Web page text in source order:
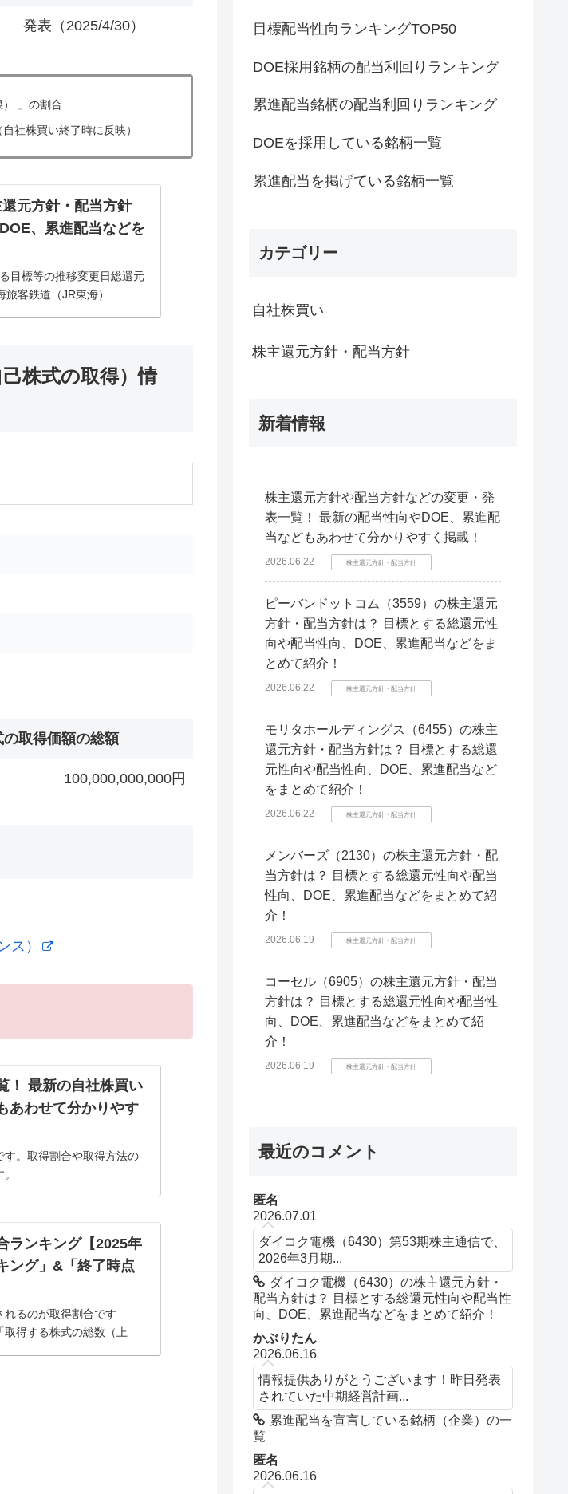
発表（2025/4/30）
」の割合
社株買い終了時に反映）
元方針・配当方針
、累進配当などを
目標等の推移変更日総還元
客鉄道（JR東海）
株式の取得）情
の取得価額の総額
100,000,000,000円
ス）
！ 最新の自社株買い
あわせて分かりやす
。取得割合や取得方法の
ランキング【2025年
ング」&「終了時点
れるのが取得割合です
取得する株式の総数（上
目標配当性向ランキングTOP50
DOE採用銘柄の配当利回りランキング
累進配当銘柄の配当利回りランキング
DOEを採用している銘柄一覧
累進配当を掲げている銘柄一覧
カテゴリー
自社株買い
株主還元方針・配当方針
新着情報
株主還元方針や配当方針などの変更・発
表一覧！ 最新の配当性向やDOE、累進配
当などもあわせて分かりやすく掲載！
2026.06.22 株主還元方針・配当方針
ピーバンドットコム（3559）の株主還元
方針・配当方針は？ 目標とする総還元性
向や配当性向、DOE、累進配当などをま
とめて紹介！
2026.06.22 株主還元方針・配当方針
モリタホールディングス（6455）の株主
還元方針・配当方針は？ 目標とする総還
元性向や配当性向、DOE、累進配当など
をまとめて紹介！
2026.06.22 株主還元方針・配当方針
メンバーズ（2130）の株主還元方針・配
当方針は？ 目標とする総還元性向や配当
性向、DOE、累進配当などをまとめて紹
介！
2026.06.19 株主還元方針・配当方針
コーセル（6905）の株主還元方針・配当
方針は？ 目標とする総還元性向や配当性
向、DOE、累進配当などをまとめて紹
介！
2026.06.19 株主還元方針・配当方針
最近のコメント
匿名
2026.07.01
ダイコク電機（6430）第53期株主通信で、
2026年3月期...
ダイコク電機（6430）の株主還元方針・
配当方針は？ 目標とする総還元性向や配当性
向、DOE、累進配当などをまとめて紹介！
かぶりたん
2026.06.16
情報提供ありがとうございます！昨日発表
されていた中期経営計画...
累進配当を宣言している銘柄（企業）の一
覧
匿名
2026.06.16